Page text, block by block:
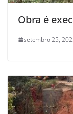
Obra é
setembro 25,